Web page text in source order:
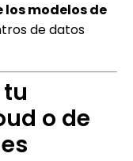
modelos de
de datos
o de